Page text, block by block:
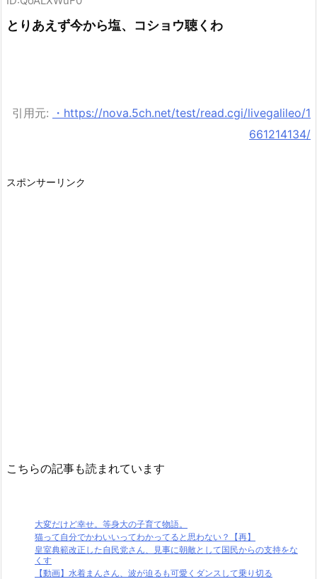
とりあえず今から塩、コショウ聴くわ
引用元:
・https://nova.5ch.net/test/read.cgi/livegalileo/1
661214134/
スポンサーリンク
こちらの記事も読まれています
大変だけど幸せ。等身大の子育て物語。
猫って自分でかわいいってわかってると思わない？【再】
皇室典範改正した自民党さん、見事に朝敵として国民からの支持をな
くす
【動画】水着まんさん、波が迫るも可愛くダンスして乗り切る